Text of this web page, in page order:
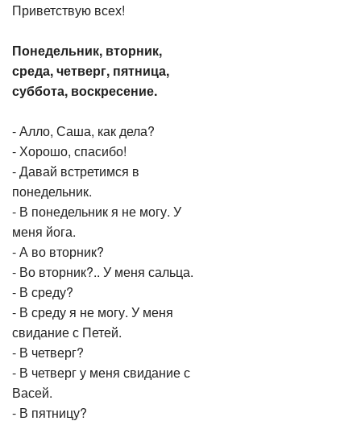
Приветствую всех!
Понедельник, вторник,
среда, четверг, пятница,
суббота, воскресение.
- Алло, Саша, как дела?
- Хорошо, спасибо!
- Давай встретимся в
понедельник.
- В понедельник я не могу. У
меня йога.
- А во вторник?
- Во вторник?.. У меня сальца.
- В среду?
- В среду я не могу. У меня
свидание с Петей.
- В четверг?
- В четверг у меня свидание с
Васей.
- В пятницу?